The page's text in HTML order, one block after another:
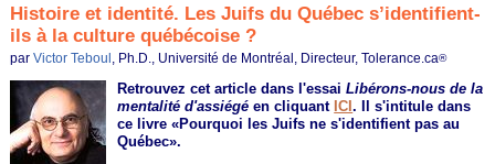
Histoire et identité. Les Juifs du Québec s’identifient-
ils à la culture québécoise ?
parVictor Teboul, Ph.D., Université de Montréal, Directeur, Tolerance.ca®
Retrouvez cet article dans l'essaiLibérons-nous de la
mentalité d'assiégé en cliquant ICI.
Il s'intitule dans
ce livre «Pourquoi les Juifs ne s'identifient pas au
Québec».